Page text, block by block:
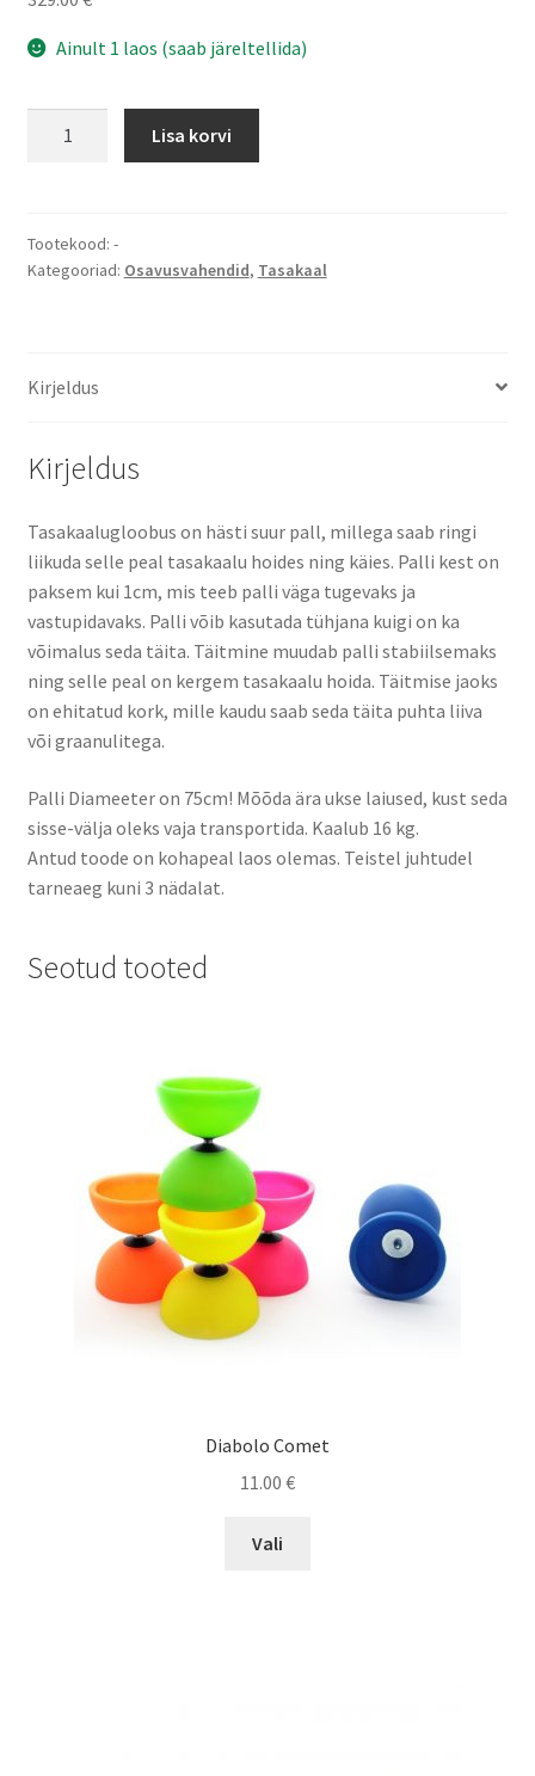
Ainult 1 laos (saab järeltellida)
Lisa korvi
Tootekood: -
Kategooriad: Osavusvahendid, Tasakaal
Kirjeldus
Kirjeldus
Tasakaalugloobus on hästi suur pall, millega saab ringi
liikuda selle peal tasakaalu hoides ning käies. Palli kest on
paksem kui 1cm, mis teeb palli väga tugevaks ja
vastupidavaks. Palli võib kasutada tühjana kuigi on ka
võimalus seda täita. Täitmine muudab palli stabiilsemaks
ning selle peal on kergem tasakaalu hoida. Täitmise jaoks
on ehitatud kork, mille kaudu saab seda täita puhta liiva
või graanulitega.
Palli Diameeter on 75cm! Mõõda ära ukse laiused, kust seda
sisse-välja oleks vaja transportida. Kaalub 16 kg.
Antud toode on kohapeal laos olemas. Teistel juhtudel
tarneaeg kuni 3 nädalat.
Seotud tooted
Diabolo Comet
11.00 €
Vali